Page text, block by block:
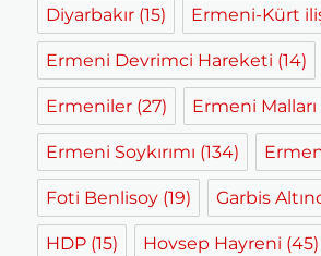
Diyarbakır (15) Ermeni-Kürt
Ermeni Devrimci Hareketi (14)
Ermeniler (27) Ermeni Malları
Ermeni Soykırımı (134)
Foti Benlisoy (19) Garbis
HDP (15) Hovsep Hayreni (45)